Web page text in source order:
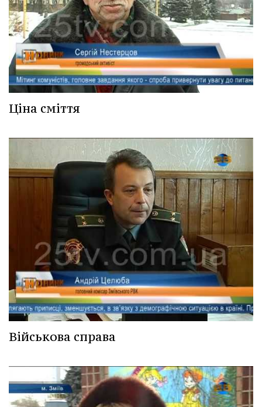
Ціна сміття
Військова справа